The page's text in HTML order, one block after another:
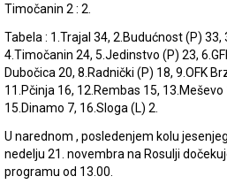
Timočanin 2 : 2.
Tabela : 1.Trajal 34, 2.Budućnost (P) 33,
4.Timočanin 24, 5.Jedinstvo (P) 23,
Dubočica 20, 8.Radnički (P) 18, 9.OFK
11.Pčinja 16, 12.Rembas 15, 13.Meševo
15.Dinamo 7, 16.Sloga (L) 2.
U narednom , posledenjem kolu
nedelju 21. novembra na Rosulji
programu od 13.00.